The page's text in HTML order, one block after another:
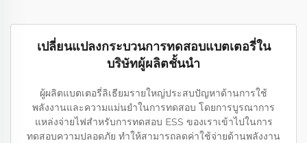
เปลี่ยนแปลงกระบวนการทดสอบแบตเตอรี่ใน
บริษัทผู้ผลิตชั้นนำ
ผู้ผลิตแบตเตอรี่ลิเธียมรายใหญ่ประสบปัญหาด้านการใช้
พลังงานและความแม่นยำในการทดสอบ โดยการบูรณาการ
แหล่งจ่ายไฟสำหรับการทดสอบ ESS ของเราเข้าไปในการ
ทดสอบความปลอดภัย ทำให้สามารถลดค่าใช้จ่ายด้านพลังงาน